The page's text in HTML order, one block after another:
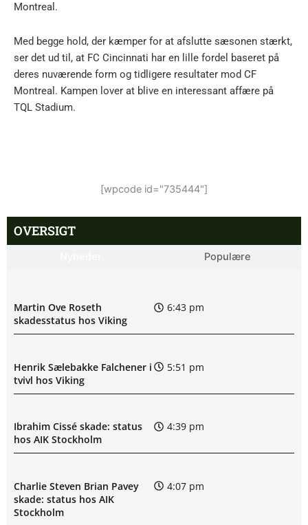
Montreal.
Med begge hold, der kæmper for at afslutte sæsonen stærkt,
ser det ud til, at FC Cincinnati har en lille fordel baseret på
deres nuværende form og tidligere resultater mod CF
Montreal. Kampen lover at blive en interessant affære på
TQL Stadium.
[wpcode id="735444"]
OVERSIGT
Populære
Martin Ove Roseth
skadesstatus hos Viking
6:43 pm
Henrik Sælebakke Falchener i
tvivl hos Viking
5:51 pm
Ibrahim Cissé skade: status
hos AIK Stockholm
4:39 pm
Charlie Steven Brian Pavey
skade: status hos AIK
Stockholm
4:07 pm